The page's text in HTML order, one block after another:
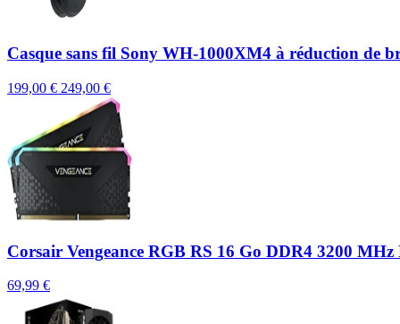
Casque sans fil Sony WH-1000XM4 à réduction de
199,00 € 249,00 €
Corsair Vengeance RGB RS 16 Go DDR4 3200
69,99 €